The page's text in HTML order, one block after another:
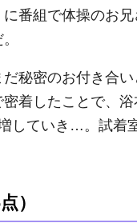
番組で体操のお
秘密のお付き合
密着したことで、
していき…。試着
）